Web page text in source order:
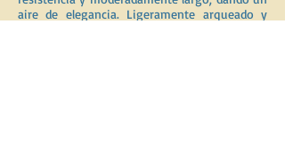
aire de elegancia. Ligeramente arqueado y